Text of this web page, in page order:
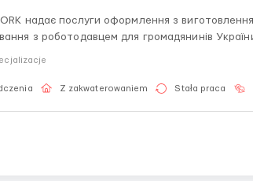
надає послуги оформлення з
роботодавцем для громадянинів України! 📩 Отримайте
Z zakwaterowaniem Stała praca